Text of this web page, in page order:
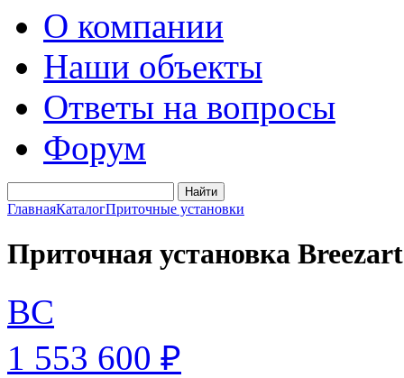
О компании
Наши объекты
Ответы на вопросы
Форум
ГлавнаяКаталогПриточные установки
Приточная установка
BC
1 553 600 ₽